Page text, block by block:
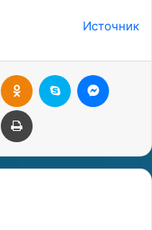
Источник